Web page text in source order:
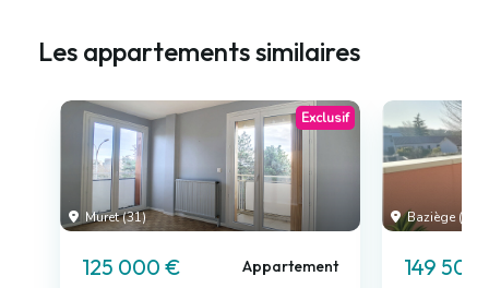
Les appartements similaires
Muret (31)
Exclusif
125 000 € Appartement
Baziège (31)
149 500